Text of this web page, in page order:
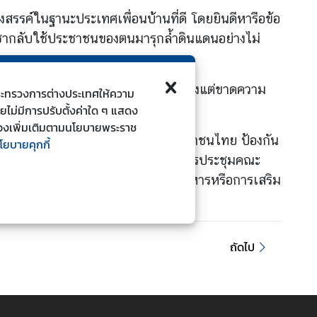
รรค์ในฐานะประเทศเพื่อนบ้านที่ดี โดยยินดีหารือข้อ
ลับใช้ประชาชนของตนมารุกล้ำดินแดนอย่างไม่
โดยตลอด เป็นการกระทำที่ไม่เพียงแต่ขาดความ
ย คุ้มครองความปลอดภัยของประชาชนไทย ป้องกัน
ทยไม่เป็นการขัดต่อข้อตกลงจากการประชุมคณะ
หรือพัฒนาโครงสร้างพื้นฐานทางทหารหรือการเสริม
ถัดไป
วงการต่างประเทศให้ความ
ม่มีการปรับตั้งค่าใด ๆ แสดง
เพิ่มเติมตามนโยบายพระราช
ยบายคุกกี้